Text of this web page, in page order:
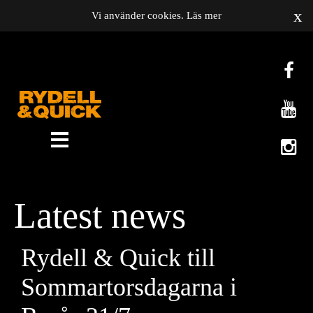
Music
Gigs
Gallery
Videos
Latest news
Rydell & Quick till
Sommartorsdagarna i
Vi använder cookies. Läs mer x